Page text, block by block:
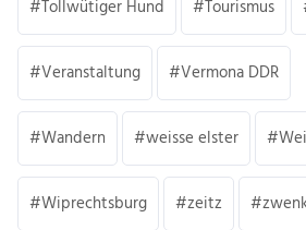
Tollwütiger Hund Tourismus
Veranstaltung Vermona DDR
Wandern weisse elster
Wiprechtsburg zeitz